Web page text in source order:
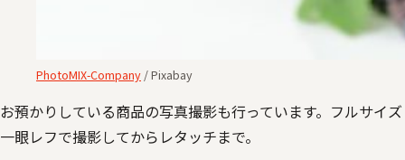
PhotoMIX-Company / Pixabay
お預かりしている商品の写真撮影も行っています。フルサイズ
一眼レフで撮影してからレタッチまで。